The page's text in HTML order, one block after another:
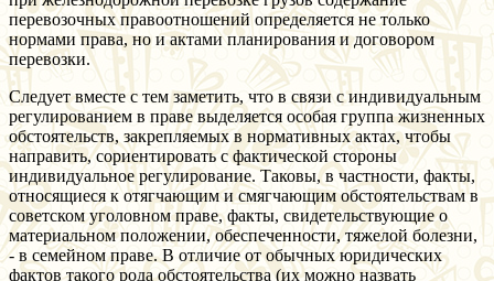
перевозочных правоотношений определяется не только
нормами права, но и актами планирования и договором
перевозки.
Следует вместе с тем заметить, что в связи с индивидуальным
регулированием в праве выделяется особая группа жизненных
обстоятельств, закрепляемых в нормативных актах, чтобы
направить, сориентировать с фактической стороны
индивидуальное регулирование. Таковы, в частности, факты,
относящиеся к отягчающим и смягчающим обстоятельствам в
советском уголовном праве, факты, свидетельствующие о
материальном положении, обеспеченности, тяжелой болезни,
- в семейном праве. В отличие от обычных юридических
фактов такого рода обстоятельства (их можно назвать